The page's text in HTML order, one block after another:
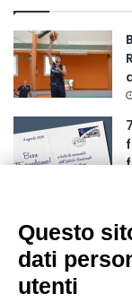
Questo
dati
utenti